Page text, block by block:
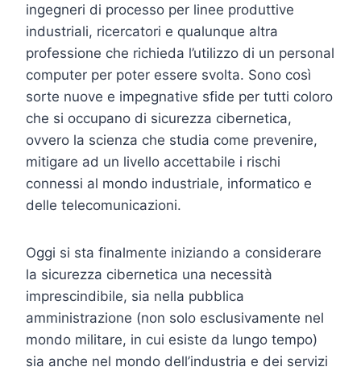
ingegneri di processo per linee produttive
industriali, ricercatori e qualunque altra
professione che richieda l’utilizzo di un personal
computer per poter essere svolta. Sono così
sorte nuove e impegnative sfide per tutti coloro
che si occupano di sicurezza cibernetica,
ovvero la scienza che studia come prevenire,
mitigare ad un livello accettabile i rischi
connessi al mondo industriale, informatico e
delle telecomunicazioni.
Oggi si sta finalmente iniziando a considerare
la sicurezza cibernetica una necessità
imprescindibile, sia nella pubblica
amministrazione (non solo esclusivamente nel
mondo militare, in cui esiste da lungo tempo)
sia anche nel mondo dell’industria e dei servizi